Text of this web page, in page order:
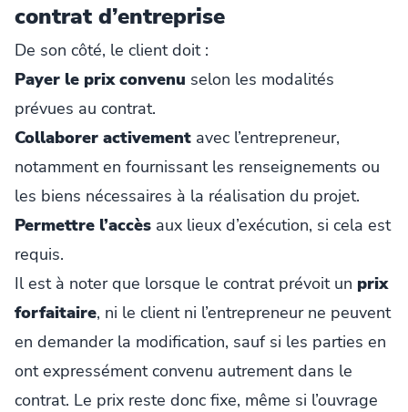
contrat d’entreprise
De son côté, le client doit :
Payer le prix convenu selon les modalités
prévues au contrat.
Collaborer activement avec l’entrepreneur,
notamment en fournissant les renseignements ou
les biens nécessaires à la réalisation du projet.
Permettre l’accès aux lieux d’exécution, si cela est
requis.
Il est à noter que lorsque le contrat prévoit un prix
forfaitaire, ni le client ni l’entrepreneur ne peuvent
en demander la modification, sauf si les parties en
ont expressément convenu autrement dans le
contrat. Le prix reste donc fixe, même si l’ouvrage